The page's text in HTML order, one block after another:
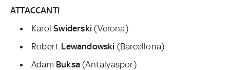
ATTACCANTI
KarolSwiderski(Verona)
Robert Lewandowski (Barcellona)
Adam Buksa(Antalyaspor)